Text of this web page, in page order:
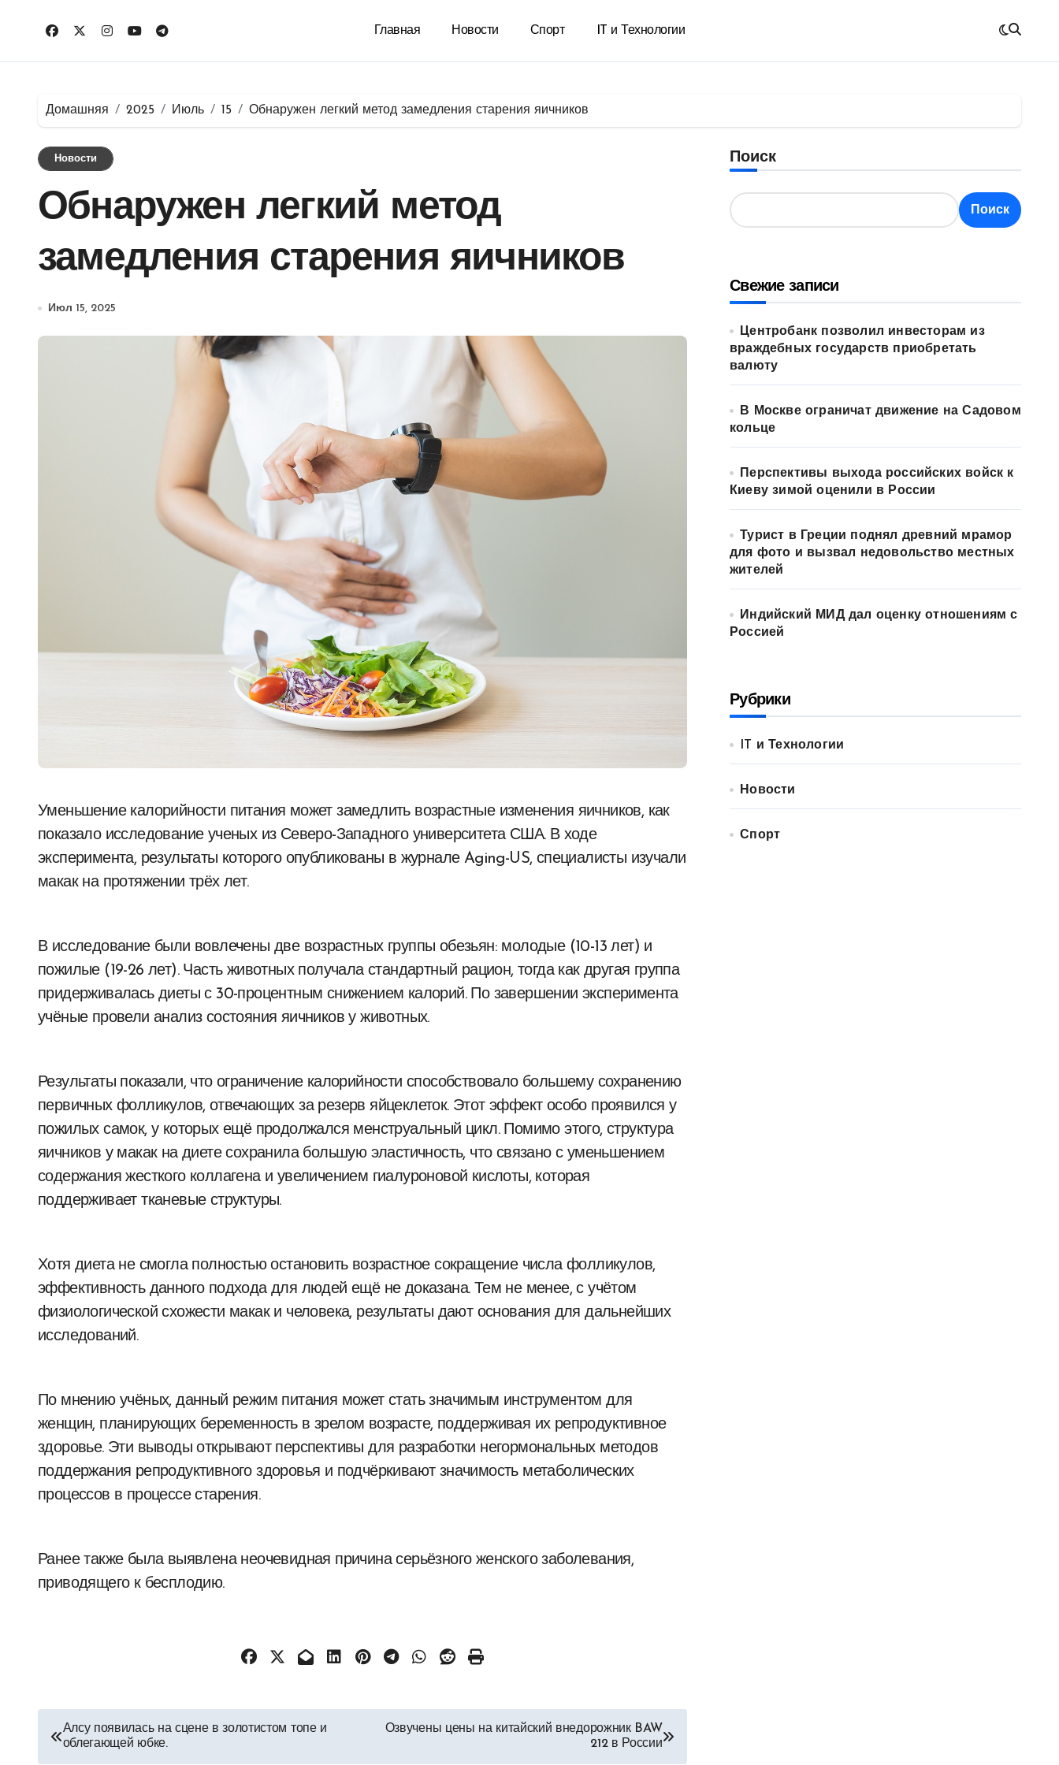
Главная Новости Спорт IT и Технологии
Домашняя 2025 Июль 15 Обнаружен легкий метод замедления старения яичников
Новости
Обнаружен легкий метод
замедления старения яичников
Июл 15, 2025
Уменьшение калорийности питания может замедлить возрастные изменения яичников, как
показало исследование ученых из Северо-Западного университета США. В ходе
эксперимента, результаты которого опубликованы в журнале Aging-US, специалисты изучали
макак на протяжении трёх лет.
В исследование были вовлечены две возрастных группы обезьян: молодые (10-13 лет) и
пожилые (19-26 лет). Часть животных получала стандартный рацион, тогда как другая группа
придерживалась диеты с 30-процентным снижением калорий. По завершении эксперимента
учёные провели анализ состояния яичников у животных.
Результаты показали, что ограничение калорийности способствовало большему сохранению
первичных фолликулов, отвечающих за резерв яйцеклеток. Этот эффект особо проявился у
пожилых самок, у которых ещё продолжался менструальный цикл. Помимо этого, структура
яичников у макак на диете сохранила большую эластичность, что связано с уменьшением
содержания жесткого коллагена и увеличением гиалуроновой кислоты, которая
поддерживает тканевые структуры.
Хотя диета не смогла полностью остановить возрастное сокращение числа фолликулов,
эффективность данного подхода для людей ещё не доказана. Тем не менее, с учётом
физиологической схожести макак и человека, результаты дают основания для дальнейших
исследований.
По мнению учёных, данный режим питания может стать значимым инструментом для
женщин, планирующих беременность в зрелом возрасте, поддерживая их репродуктивное
здоровье. Эти выводы открывают перспективы для разработки негормональных методов
поддержания репродуктивного здоровья и подчёркивают значимость метаболических
процессов в процессе старения.
Ранее также была выявлена неочевидная причина серьёзного женского заболевания,
приводящего к бесплодию.
Навигация
Алсу появилась на сцене в золотистом топе и
облегающей юбке.
Озвучены цены на китайский внедорожник BAW
212 в России
Поиск
Поиск
Свежие записи
Центробанк позволил инвесторам из
враждебных государств приобретать
валюту
В Москве ограничат движение на Садовом
кольце
Перспективы выхода российских войск к
Киеву зимой оценили в России
Турист в Греции поднял древний мрамор
для фото и вызвал недовольство местных
жителей
Индийский МИД дал оценку отношениям с
Россией
Рубрики
IT и Технологии
Новости
Спорт